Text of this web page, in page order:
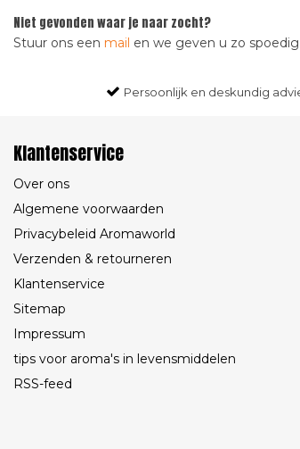
Niet gevonden waar je naar zocht?
Stuur ons een mail en we geven u zo
Persoonlijk en deskundig
Klantenservice
Over ons
Algemene voorwaarden
Privacybeleid Aromaworld
Verzenden & retourneren
Klantenservice
Sitemap
Impressum
tips voor aroma's in levensmiddelen
RSS-feed